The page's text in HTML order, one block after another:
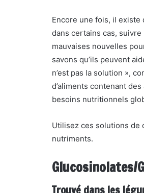
Encore une fois, il
dans certains cas,
mauvaises nouvelles
savons qu’ils peuvent
n’est pas la solution »,
d’aliments contenant
besoins nutritionnels
Utilisez ces solutions de
nutriments.
Glucosinolates/